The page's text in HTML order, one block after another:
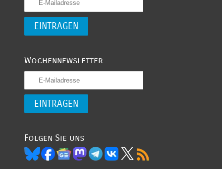
Wochennewsletter
Folgen Sie uns